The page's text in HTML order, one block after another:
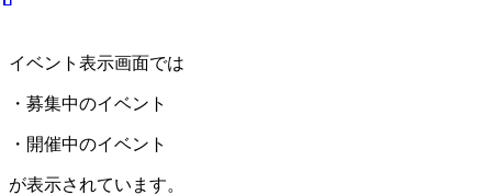
イベント表示画面では
・募集中のイベント
・開催中のイベント
が表示されています。